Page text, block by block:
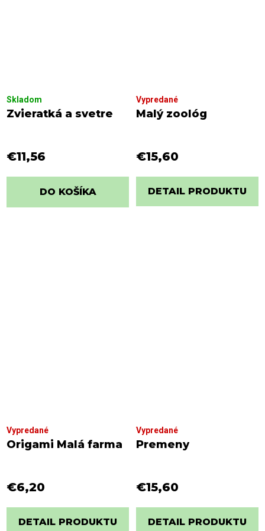
Zvieratká a svetre
Skladom
€11,56
DO KOŠÍKA
Malý zoológ
Vypredané
€15,60
DETAIL PRODUKTU
Origami Malá farma
Vypredané
€6,20
DETAIL PRODUKTU
Premeny
Vypredané
€15,60
DETAIL PRODUKTU